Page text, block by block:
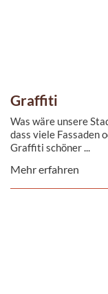
Graffiti
Was wäre unsere
dass viele Fassaden
Graffiti schöner ...
Mehr erfahren